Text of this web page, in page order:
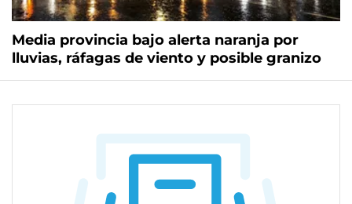
Media provincia bajo alerta naranja por
lluvias, ráfagas de viento y posible granizo